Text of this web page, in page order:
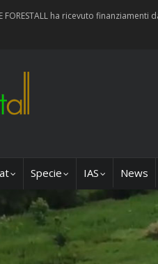
FORESTALL ha ricevuto
Specie IAS News